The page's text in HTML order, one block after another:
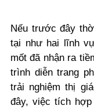
Nếu trước đây
tại như hai lĩnh
mốt đã nhận ra
trình diễn trang
trải nghiệm thị
đây, việc tích hợp